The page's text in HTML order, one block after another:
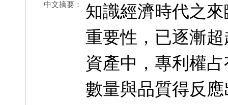
中文摘要：
知識經濟時代之
重要性，已逐漸
資產中，專利權
數量與品質得反